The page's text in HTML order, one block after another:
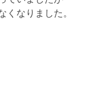
くなりました。